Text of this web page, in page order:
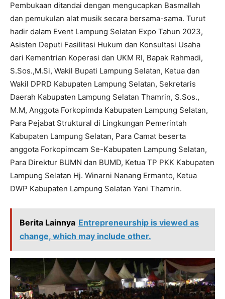
Pembukaan ditandai dengan mengucapkan Basmallah
dan pemukulan alat musik secara bersama-sama. Turut
hadir dalam Event Lampung Selatan Expo Tahun 2023,
Asisten Deputi Fasilitasi Hukum dan Konsultasi Usaha
dari Kementrian Koperasi dan UKM RI, Bapak Rahmadi,
S.Sos.,M.Si, Wakil Bupati Lampung Selatan, Ketua dan
Wakil DPRD Kabupaten Lampung Selatan, Sekretaris
Daerah Kabupaten Lampung Selatan Thamrin, S.Sos.,
M.M, Anggota Forkopimda Kabupaten Lampung Selatan,
Para Pejabat Struktural di Lingkungan Pemerintah
Kabupaten Lampung Selatan, Para Camat beserta
anggota Forkopimcam Se-Kabupaten Lampung Selatan,
Para Direktur BUMN dan BUMD, Ketua TP PKK Kabupaten
Lampung Selatan Hj. Winarni Nanang Ermanto, Ketua
DWP Kabupaten Lampung Selatan Yani Thamrin.
Berita Lainnya Entrepreneurship is viewed as
change, which may include other.